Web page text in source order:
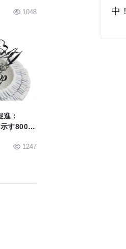
ケール
肝臓組
づい
は、
性を
微鏡で
1048
：
す800種
1247
中！